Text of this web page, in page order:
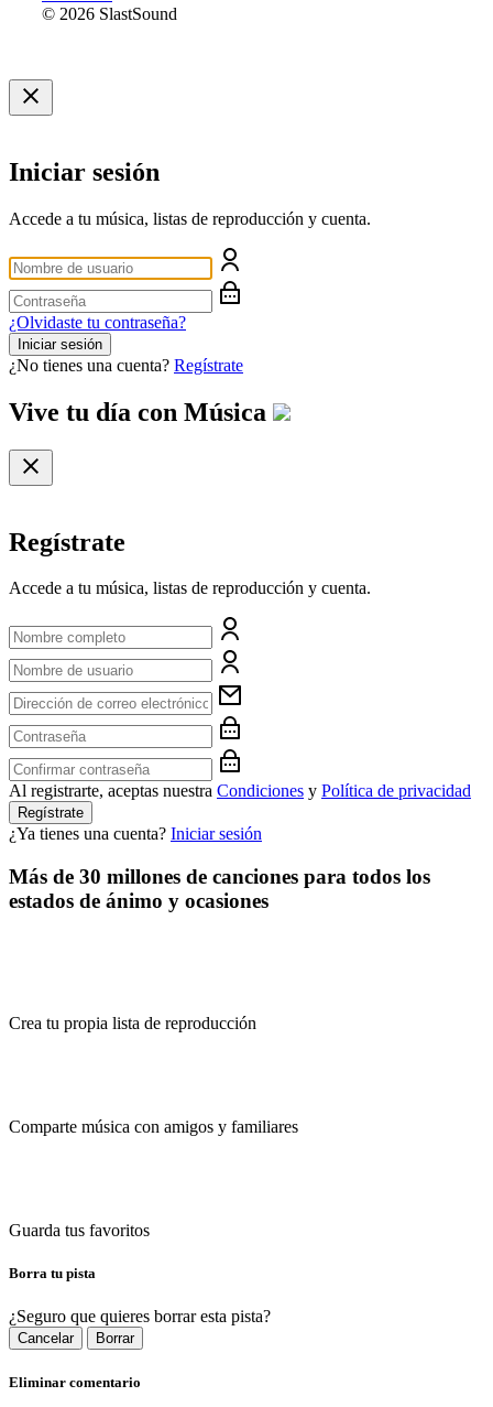
© 2026 SlastSound
Iniciar sesión
Accede a tu música, listas de reproducción y cuenta.
¿Olvidaste tu contraseña?
Iniciar sesión
¿No tienes una cuenta? Regístrate
Vive tu día con Música
Regístrate
Accede a tu música, listas de reproducción y cuenta.
Al registrarte, aceptas nuestra Condiciones y Política de privacidad
Regístrate
¿Ya tienes una cuenta? Iniciar sesión
Más de 30 millones de canciones para todos los
estados de ánimo y ocasiones
Crea tu propia lista de reproducción
Comparte música con amigos y familiares
Guarda tus favoritos
Borra tu pista
¿Seguro que quieres borrar esta pista?
Cancelar Borrar
Eliminar comentario